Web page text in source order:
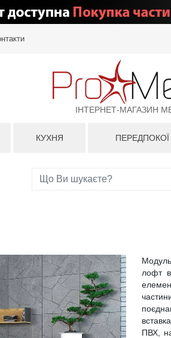
ІНТЕРНЕТ-МАГАЗИН
КУХНЯ ПЕРЕДПОКОЇ
лофт
ПВХ,